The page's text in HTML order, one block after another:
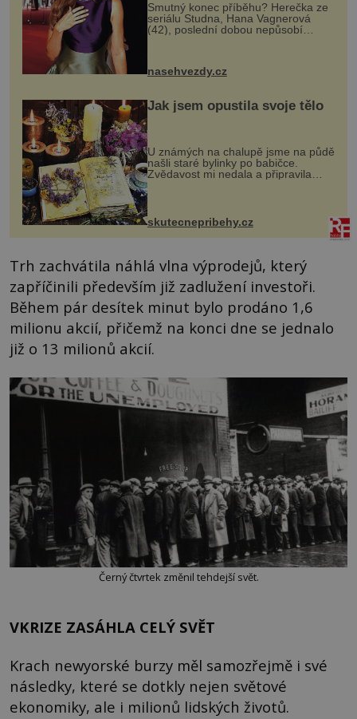
Smutný konec příběhu? Herečka ze
seriálu Studna, Hana Vagnerová
(42), poslední dobou nepůsobí
nasehvezdy.cz
Jak jsem opustila svoje tělo
U známých na chalupě jsme na půdě
našli staré bylinky po babičce.
Zvědavost mi nedala a připravila
jsem si z nich lektvar… Zimní pobyt
na chalupě se pro mě vlastní vinou
změnil v děsivý zážitek, na kt...
skutecnepribehy.cz
Trh zachvátila náhlá vlna výprodejů, který
zapříčinili především již zadlužení investoři.
Během pár desítek minut bylo prodáno 1,6
milionu akcií, přičemž na konci dne se jednalo
již o 13 milionů akcií.
Černý čtvrtek změnil tehdejší svět.
VKRIZE ZASÁHLA CELÝ SVĚT
Krach newyorské burzy měl samozřejmě i své
následky, které se dotkly nejen světové
ekonomiky, ale i milionů lidských životů.